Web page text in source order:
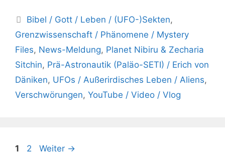
Kategorien
Bibel / Gott / Leben / (UFO-)Sekten,
Grenzwissenschaft / Phänomene / Mystery
Files, News-Meldung, Planet Nibiru & Zecharia
Sitchin, Prä-Astronautik (Paläo-SETI) / Erich von
Däniken, UFOs / Außerirdisches Leben / Aliens,
Verschwörungen, YouTube / Video / Vlog
Seite
1 Seite
2 Weiter →